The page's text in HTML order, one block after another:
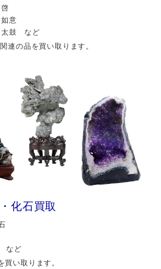
意
太鼓 など
連の品を買い取ります。
化石買取
など
買い取ります。